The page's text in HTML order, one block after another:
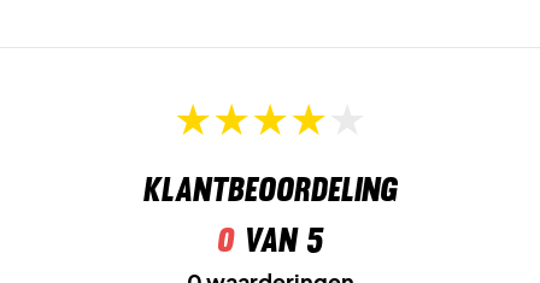
Klantbeoordeling
0van 5